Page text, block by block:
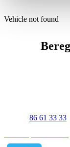
Vehicle not found
86 61 33 33